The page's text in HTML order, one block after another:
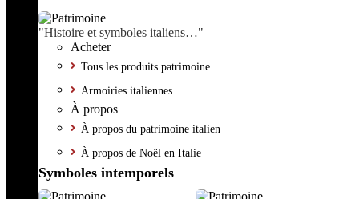
"Histoire et symboles italiens…"
Acheter
Tous les produits patrimoine
Armoiries italiennes
À propos
À propos du patrimoine italien
À propos de Noël en Italie
Symboles intemporels